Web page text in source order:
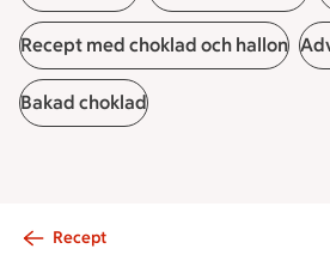
Recept med choklad och hallon
Bakad choklad
Recept